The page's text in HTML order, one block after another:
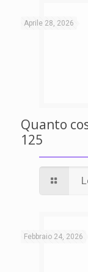
Aprile 28, 2026
Quanto
125
Febbraio 24, 2026